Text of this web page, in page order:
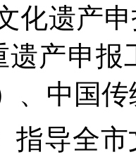
化遗产
产申报
、中国
指导全